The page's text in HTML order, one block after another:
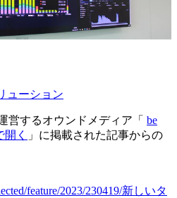
ューション
営するオウンドメディア「 be
く
」に掲載された記事からの
feature/2023/230419/新しいタ